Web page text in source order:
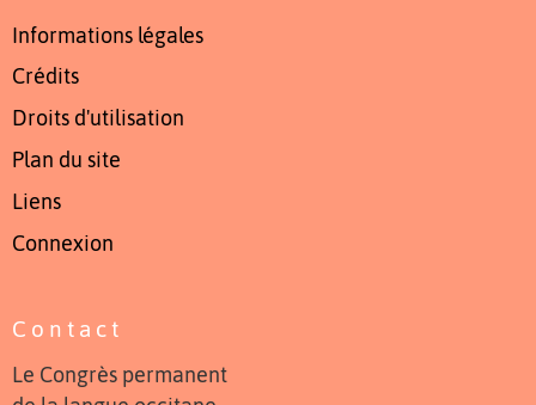
Informations légales
Crédits
Droits d'utilisation
Plan du site
Liens
Connexion
Contact
Le Congrès permanent